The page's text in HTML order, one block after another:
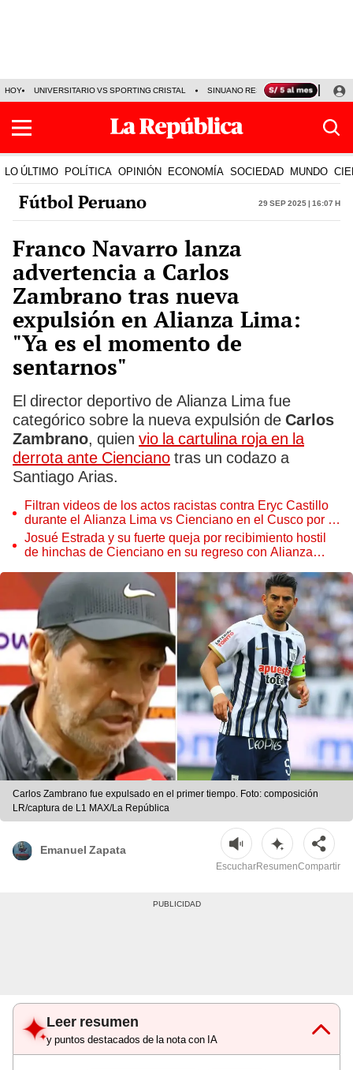
HOY UNIVERSITARIO VS SPORTING CRISTAL SINUANO RESULTADOS HOY
LO ÚLTIMO POLÍTICA OPINIÓN ECONOMÍA SOCIEDAD MUNDO
Fútbol Peruano 29 Sep 2025 | 16:07 h
Franco Navarro lanza
advertencia a Carlos
Zambrano tras nueva
expulsión en Alianza Lima:
"Ya es el momento de
sentarnos"
El director deportivo de Alianza Lima fue
categórico sobre la nueva expulsión de Carlos
Zambrano, quien vio la cartulina roja en la
derrota ante Cienciano tras un codazo a
Santiago Arias.
Filtran videos de los actos racistas contra Eryc Castillo
durante el Alianza Lima vs Cienciano en el Cusco por el
Torneo Clausura
Josué Estrada y su fuerte queja por recibimiento hostil
de hinchas de Cienciano en su regreso con Alianza
Carlos Zambrano fue expulsado en el primer tiempo. Foto: composición
LR/captura de L1 MAX/La República
Emanuel Zapata
EscucharResumenCompartir
Leer resumen
y puntos destacados de la nota con IA